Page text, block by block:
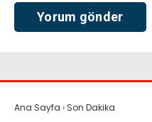
Ana Sayfa › Son Dakika